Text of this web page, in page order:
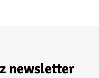
newsletter